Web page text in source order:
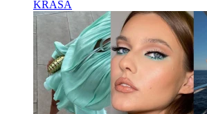
KRÁSA